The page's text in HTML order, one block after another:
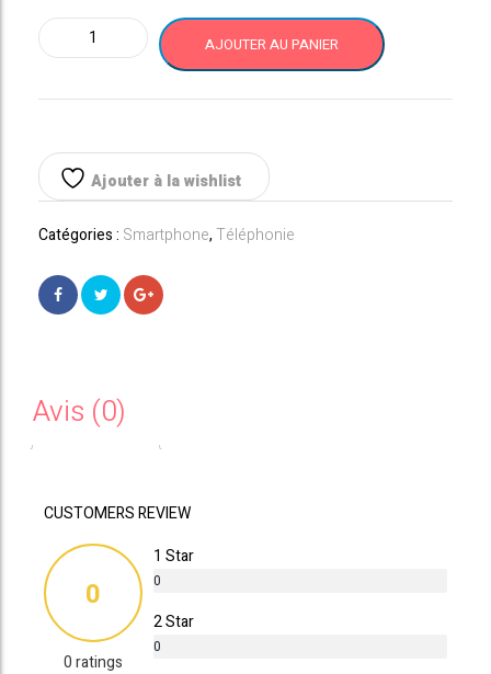
quantité
de
Redmi
11
64
GB
Gris
AJOUTER AU PANIER
Ajouter à la wishlist
Catégories : Smartphone,Téléphonie
Avis (0)
CUSTOMERS REVIEW
0
0 ratings
1 Star
0
2 Star
0